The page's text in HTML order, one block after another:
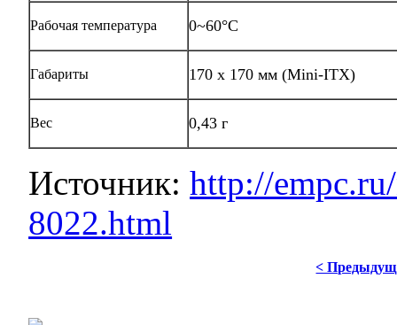
Рабочая температура 0~60°C
Габариты 170 x 170 мм (Mini-ITX)
Вес 0,43 г
Источник:http://
8022.html
<